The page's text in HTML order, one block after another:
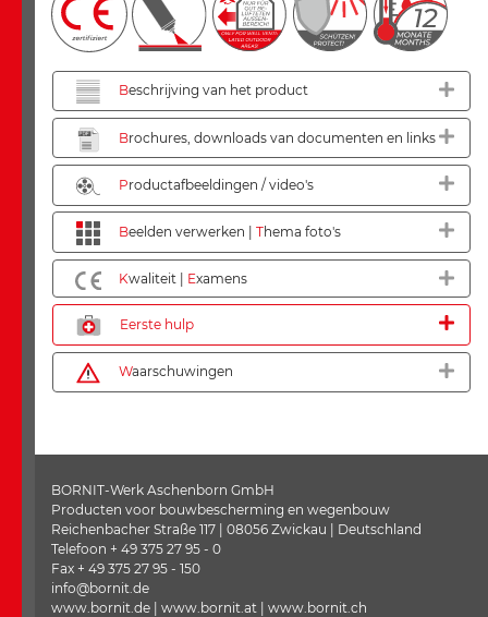
Beschrijving van het product
Brochures, downloads van documenten en links
Productafbeeldingen / video's
Beelden verwerken | Thema foto's
Kwaliteit | Examens
Eerste hulp
Waarschuwingen
BORNIT-Werk Aschenborn GmbH
Producten voor bouwbescherming en wegenbouw
Reichenbacher Straße 117 | 08056 Zwickau | Deutschland
Telefoon + 49 375 27 95 - 0
Fax + 49 375 27 95 - 150
info@bornit.de
www.bornit.de | www.bornit.at | www.bornit.ch